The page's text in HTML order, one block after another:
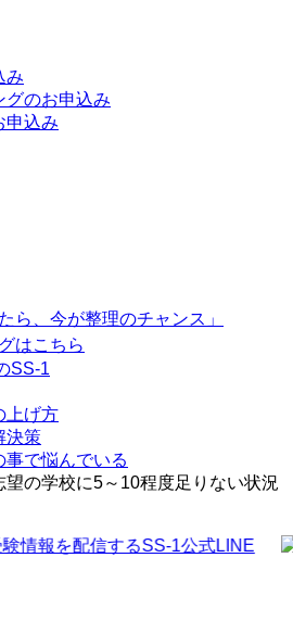
ら、今が整理のチャンス」
はこちら
SS-1
上げ方
決策
事で悩んでいる
の学校に5～10程度足りない状況